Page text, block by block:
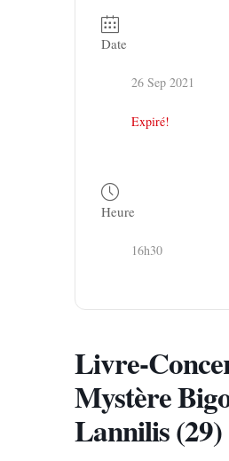
Date
26 Sep 2021
Expiré!
Heure
16h30
Livre-
Mystère
Lannilis (29)